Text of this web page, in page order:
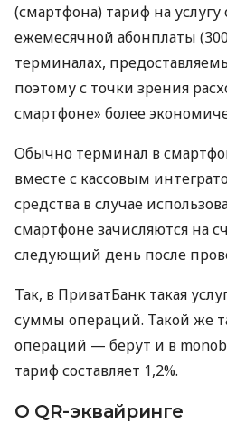
(смартфона) тариф на
ежемесячной абонплаты
терминалах,
поэтому с точки зрения
смартфоне» более
Обычно терминал в
вместе с кассовым
средства в случае
смартфоне зачисляются на
следующий день после
Так, в ПриватБанк такая
суммы операций. Такой же
операций — берут и в
тариф составляет 1,2%.
О QR-эквайринге